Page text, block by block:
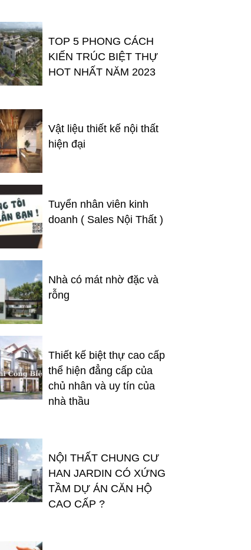
TOP 5 PHONG CÁCH
KIẾN TRÚC BIỆT THỰ
HOT NHẤT NĂM 2023
Vật liệu thiết kế nội thất
hiện đại
Tuyển nhân viên kinh
doanh ( Sales Nội Thất )
Nhà có mát nhờ đặc và
rỗng
Thiết kế biệt thự cao cấp
thể hiện đẳng cấp của
chủ nhân và uy tín của
nhà thầu
NỘI THẤT CHUNG CƯ
HAN JARDIN CÓ XỨNG
TẦM DỰ ÁN CĂN HỘ
CAO CẤP ?